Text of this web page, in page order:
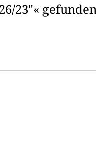
23"«